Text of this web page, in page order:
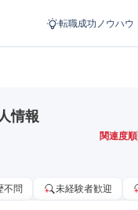
転職成功ノウハウ
情報
関連度順
不問 未経験者歓迎